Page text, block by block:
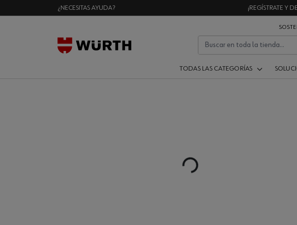
¿NECESITAS AYUDA? ¡REGÍSTRATE Y
TODAS LAS CATEGORÍAS
Loading...